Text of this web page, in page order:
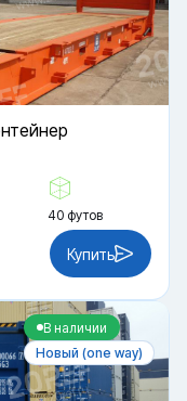
40 футов
Купить
В наличии
Новый (one way)